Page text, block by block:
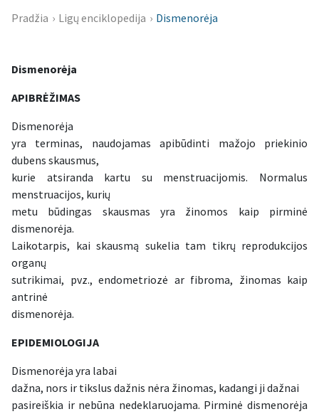
Pradžia › Ligų enciklopedija › Dismenorėja
Dismenorėja
APIBRĖŽIMAS
Dismenorėja
yra terminas, naudojamas apibūdinti mažojo priekinio
dubens skausmus,
kurie atsiranda kartu su menstruacijomis. Normalus
menstruacijos, kurių
metu būdingas skausmas yra žinomos kaip pirminė
dismenorėja.
Laikotarpis, kai skausmą sukelia tam tikrų reprodukcijos
organų
sutrikimai, pvz., endometriozė ar fibroma, žinomas kaip
antrinė
dismenorėja.
EPIDEMIOLOGIJA
Dismenorėja yra labai
dažna, nors ir tikslus dažnis nėra žinomas, kadangi ji dažnai
pasireiškia ir nebūna nedeklaruojama. Pirminė dismenorėja